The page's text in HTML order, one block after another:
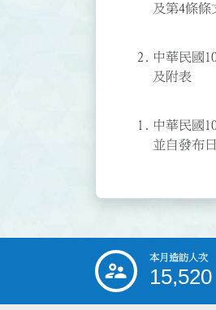
及第4條條
2.
中華民國
及附表
1.
中華民國
並自發布
::: 本月造訪人次
15,520